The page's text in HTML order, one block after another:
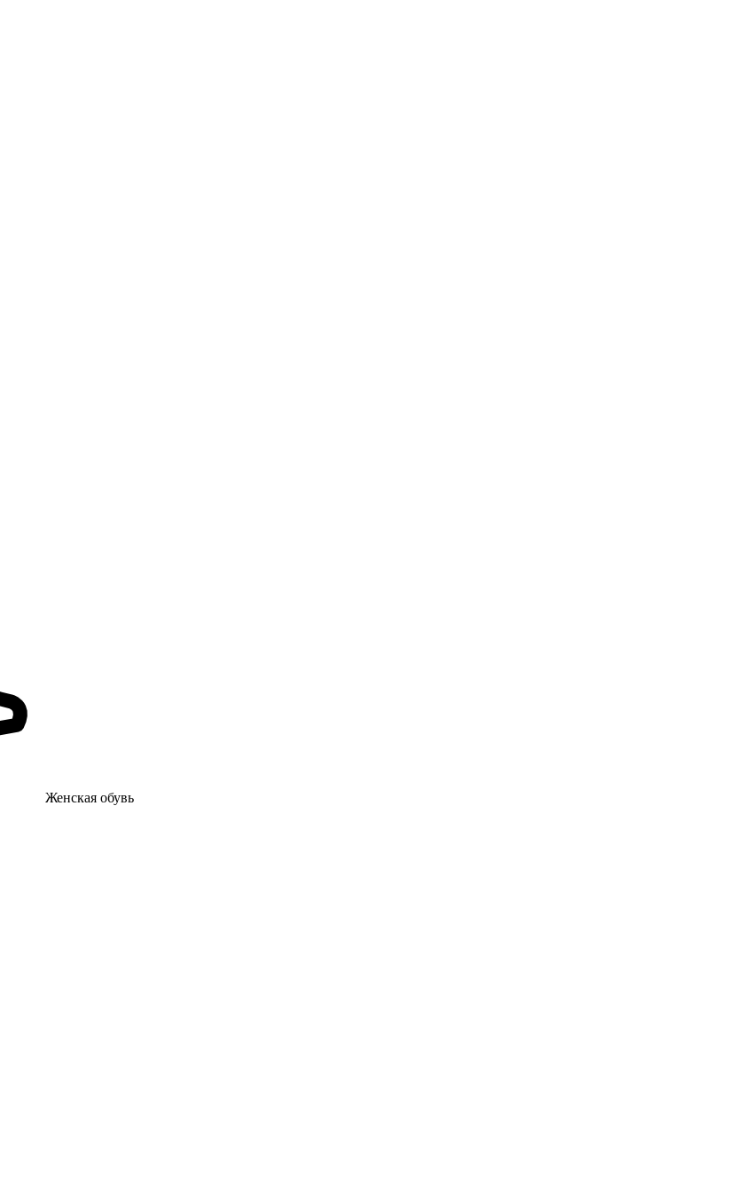
Женcкая обувь